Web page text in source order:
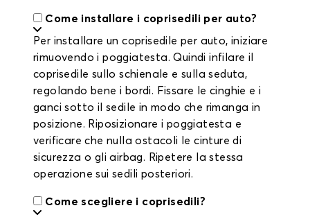
Come installare i coprisedili per auto?
Per installare un coprisedile per auto, iniziare
rimuovendo i poggiatesta. Quindi infilare il
coprisedile sullo schienale e sulla seduta,
regolando bene i bordi. Fissare le cinghie e i
ganci sotto il sedile in modo che rimanga in
posizione. Riposizionare i poggiatesta e
verificare che nulla ostacoli le cinture di
sicurezza o gli airbag. Ripetere la stessa
operazione sui sedili posteriori.
Come scegliere i coprisedili?